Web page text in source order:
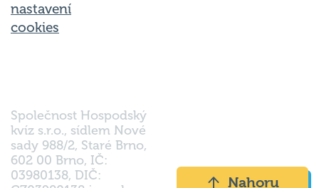
nastavení
cookies
Společnost Hospodský
kvíz s.r.o., sídlem Nové
sady 988/2, Staré Brno,
602 00 Brno, IČ:
03980138, DIČ:
Nahoru